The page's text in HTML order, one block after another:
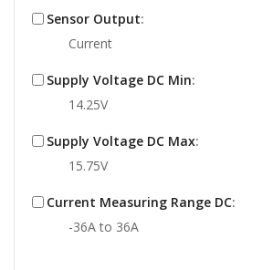
Sensor Output:
Current
Supply Voltage DC Min:
14.25V
Supply Voltage DC Max:
15.75V
Current Measuring Range DC:
-36A to 36A